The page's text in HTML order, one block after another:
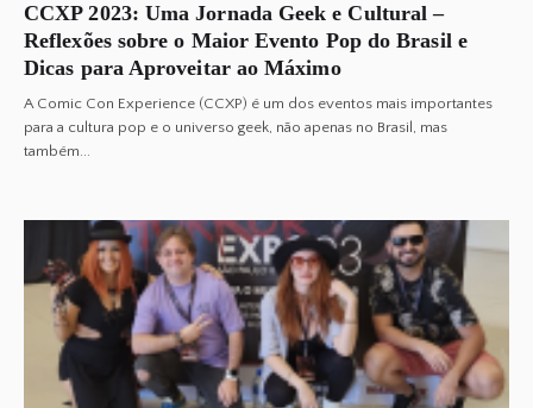
CCXP 2023: Uma Jornada Geek e Cultural –
Reflexões sobre o Maior Evento Pop do Brasil e
Dicas para Aproveitar ao Máximo
A Comic Con Experience (CCXP) é um dos eventos mais importantes
para a cultura pop e o universo geek, não apenas no Brasil, mas
também...